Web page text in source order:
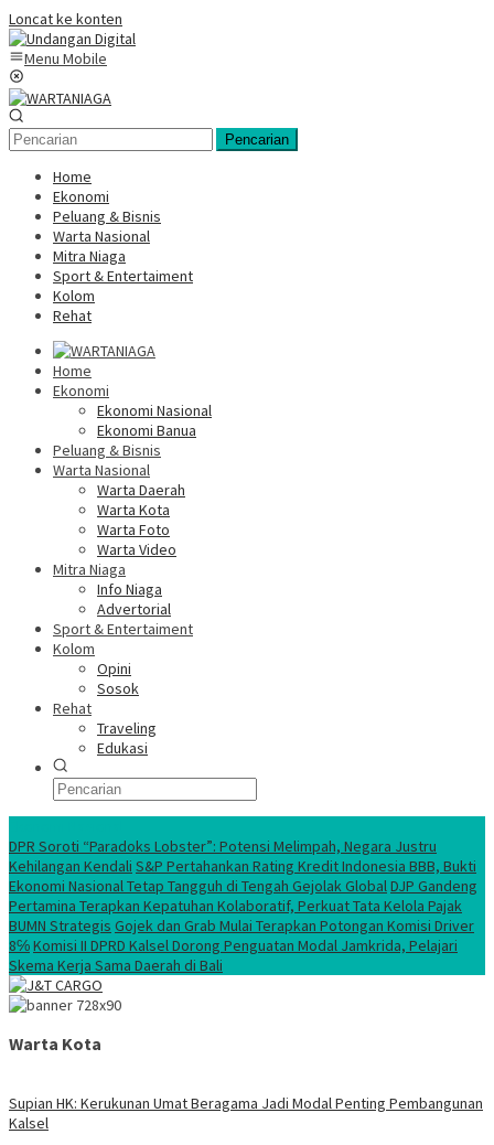
Loncat ke konten
Menu Mobile
Pencarian
Home
Ekonomi
Peluang & Bisnis
Warta Nasional
Mitra Niaga
Sport & Entertaiment
Kolom
Rehat
Home
Ekonomi
Ekonomi Nasional
Ekonomi Banua
Peluang & Bisnis
Warta Nasional
Warta Daerah
Warta Kota
Warta Foto
Warta Video
Mitra Niaga
Info Niaga
Advertorial
Sport & Entertaiment
Kolom
Opini
Sosok
Rehat
Traveling
Edukasi
DPR Soroti “Paradoks Lobster”: Potensi Melimpah, Negara Justru
Kehilangan Kendali S&P Pertahankan Rating Kredit Indonesia BBB, Bukti
Ekonomi Nasional Tetap Tangguh di Tengah Gejolak GlobalDJP Gandeng
Pertamina Terapkan Kepatuhan Kolaboratif, Perkuat Tata Kelola Pajak
BUMN Strategis Gojek dan Grab Mulai Terapkan Potongan Komisi Driver
8℅Komisi II DPRD Kalsel Dorong Penguatan Modal Jamkrida, Pelajari
Skema Kerja Sama Daerah di Bali
Warta Kota
Supian HK: Kerukunan Umat Beragama Jadi Modal Penting Pembangunan
Kalsel